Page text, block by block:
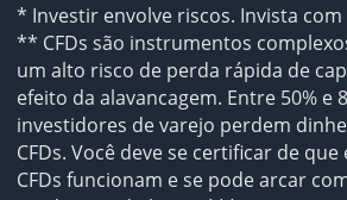
* Investir envolve riscos. Invista
** CFDs são instrumentos
um alto risco de perda rápida de
efeito da alavancagem. Entre 50% e
investidores de varejo perdem
CFDs. Você deve se certificar de
CFDs funcionam e se pode arcar